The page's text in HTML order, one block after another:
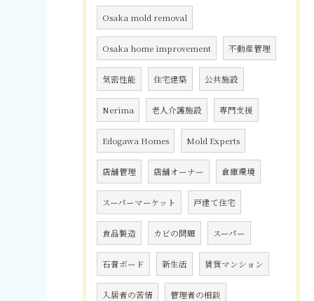
Osaka mold removal
Osaka home improvement 不動産管理
気密性能 住宅建築 公共施設
Nerima 老人介護施設 専門支援
Edogawa Homes Mold Experts
店舗管理 店舗オーナー 倉庫環境
スーパーマーケット 戸建て住宅
食品製造 カビの問題 スーパー
石膏ボード 新生活 賃貸マンション
入居者の苦情 管理者の相談